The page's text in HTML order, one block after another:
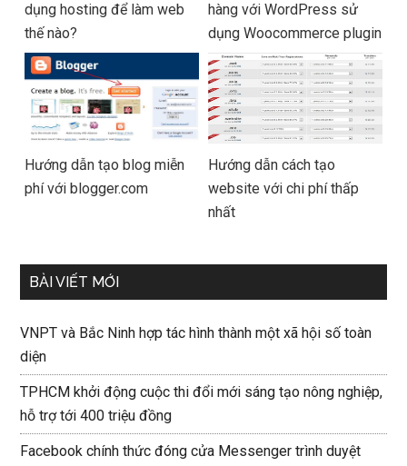
dụng hosting để làm web
thế nào?
hàng với WordPress sử
dụng Woocommerce plugin
Hướng dẫn tạo blog miễn
phí với blogger.com
Hướng dẫn cách tạo
website với chi phí thấp
nhất
BÀI VIẾT MỚI
VNPT và Bắc Ninh hợp tác hình thành một xã hội số toàn
diện
TPHCM khởi động cuộc thi đổi mới sáng tạo nông nghiệp,
hỗ trợ tới 400 triệu đồng
Facebook chính thức đóng cửa Messenger trình duyệt